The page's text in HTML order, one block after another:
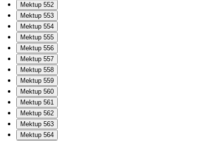
Mektup 552
Mektup 553
Mektup 554
Mektup 555
Mektup 556
Mektup 557
Mektup 558
Mektup 559
Mektup 560
Mektup 561
Mektup 562
Mektup 563
Mektup 564